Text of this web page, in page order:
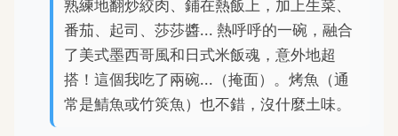
熟練地翻炒絞肉、鋪在熱飯上，加上生菜、
番茄、起司、莎莎醬... 熱呼呼的一碗，融合
了美式墨西哥風和日式米飯魂，意外地超
搭！這個我吃了兩碗...（掩面）。烤魚（通
常是鯖魚或竹筴魚）也不錯，沒什麼土味。